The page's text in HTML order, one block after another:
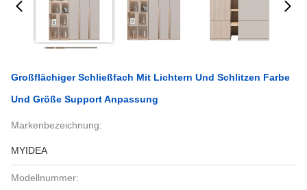
Großflächiger Schließfach Mit Lichtern Und Schlitzen Farbe
Und Größe Support Anpassung
Markenbezeichnung:
MYIDEA
Modellnummer: